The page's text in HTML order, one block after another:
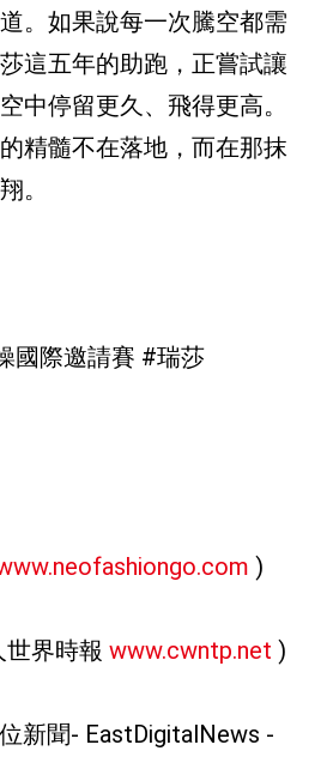
。如果說每一次騰空都需
這五年的助跑，正嘗試讓
中停留更久、飛得更高。
精髓不在落地，而在那抹
。
國際邀請賽 #瑞莎
)
世界時報 www.cwntp.net )
新聞- EastDigitalNews -